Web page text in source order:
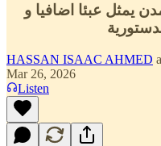
يمثل عبئا اضافيا و
HASSAN ISAAC AHMED
Mar 26, 2026
Listen